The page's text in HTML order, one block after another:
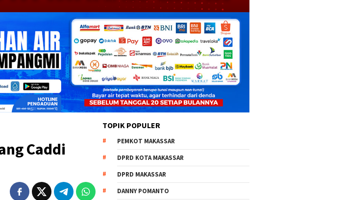
Caddi
TOPIK POPULER
PEMKOT MAKASSAR
DPRD KOTA MAKASSAR
DPRD MAKASSAR
DANNY POMANTO